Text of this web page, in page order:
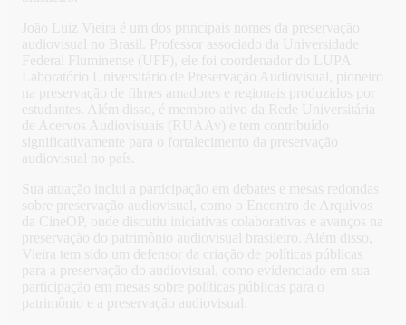
João Luiz Vieira é um dos principais nomes da preservação
audiovisual no Brasil. Professor associado da Universidade
Federal Fluminense (UFF), ele foi coordenador do LUPA –
Laboratório Universitário de Preservação Audiovisual, pioneiro
na preservação de filmes amadores e regionais produzidos por
estudantes. Além disso, é membro ativo da Rede Universitária
de Acervos Audiovisuais (RUAAv) e tem contribuído
significativamente para o fortalecimento da preservação
audiovisual no país.
Sua atuação inclui a participação em debates e mesas redondas
sobre preservação audiovisual, como o Encontro de Arquivos
da CineOP, onde discutiu iniciativas colaborativas e avanços na
preservação do patrimônio audiovisual brasileiro. Além disso,
Vieira tem sido um defensor da criação de políticas públicas
para a preservação do audiovisual, como evidenciado em sua
participação em mesas sobre políticas públicas para o
patrimônio e a preservação audiovisual.